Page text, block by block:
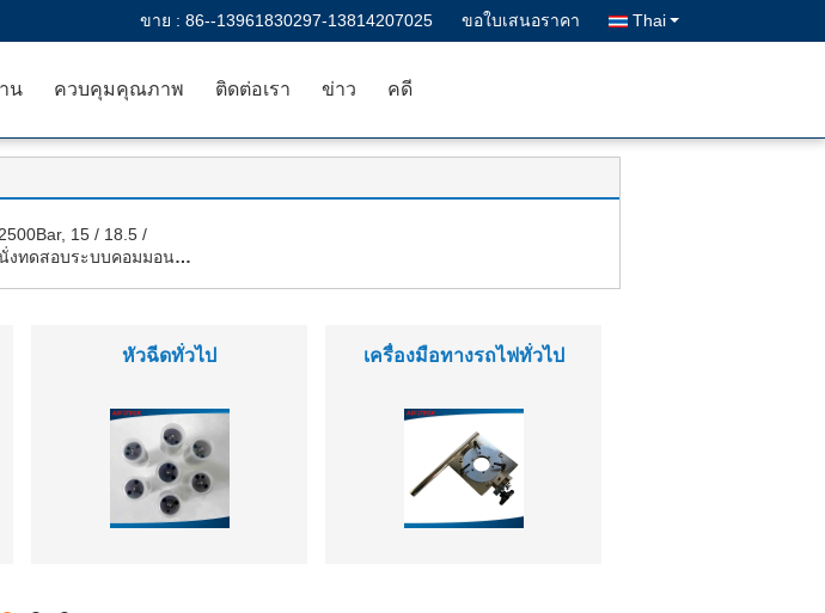
ขาย : 86--13961830297-13814207025 ขอใบเสนอราคา Thai
น ควบคุมคุณภาพ ติดต่อเรา ข่าว คดี
15 / 18.5 /
งทดสอบระบบคอมมอน
หัวฉีดทั่วไป เครื่องมือทางรถไฟทั่วไป